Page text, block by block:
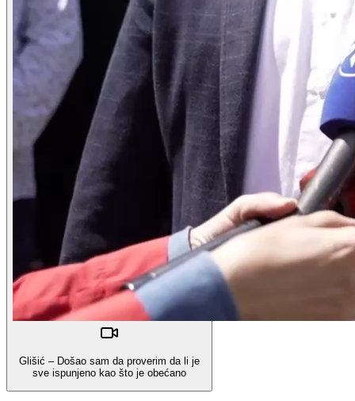
Glišić – Došao sam da proverim da li je
sve ispunjeno kao što je obećano